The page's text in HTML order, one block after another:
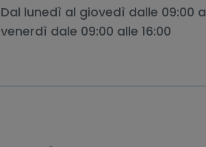
Dal lunedì al giovedì dalle 09:00
venerdì dale 09:00 alle 16:00